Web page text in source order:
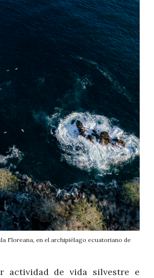
Floreana, en el archipiélago ecuatoriano de
actividad de vida silvestre e